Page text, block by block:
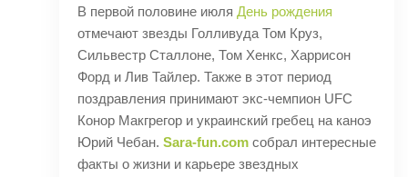
В первой половине июля День рождения
отмечают звезды Голливуда Том Круз,
Сильвестр Сталлоне, Том Хенкс, Харрисон
Форд и Лив Тайлер. Также в этот период
поздравления принимают экс-чемпион UFC
Конор Макгрегор и украинский гребец на каноэ
Юрий Чебан. Sara-fun.com собрал интересные
факты о жизни и карьере звездных